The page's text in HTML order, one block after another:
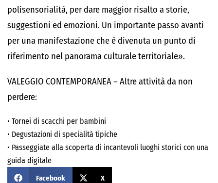
polisensorialità, per dare maggior risalto a storie,
suggestioni ed emozioni. Un importante passo avanti
per una manifestazione che è divenuta un punto di
riferimento nel panorama culturale territoriale».
VALEGGIO CONTEMPORANEA – Altre attività da non
perdere:
• Tornei di scacchi per bambini
• Degustazioni di specialità tipiche
• Passeggiate alla scoperta di incantevoli luoghi storici con una
guida digitale
Facebook X